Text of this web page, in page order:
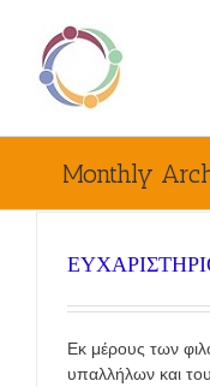
Monthly
Εκ μέρους των
υπαλλήλων και